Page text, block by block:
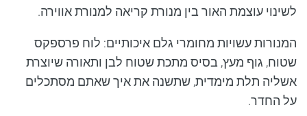
לשינוי עוצמת האור בין מנורת קריאה למנורת אווירה.
המנורות עשויות מחומרי גלם איכותיים: לוח פרספקס
שטוח, גוף מעץ, בסיס מתכת שטוח לבן ותאורה שיוצרת
אשליה תלת מימדית, שתשנה את איך שאתם מסתכלים
על החדר.